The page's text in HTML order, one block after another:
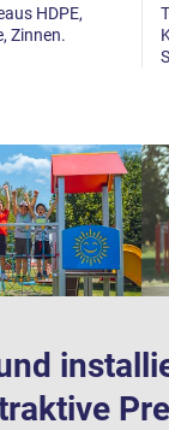
HDPE,
Zinnen.